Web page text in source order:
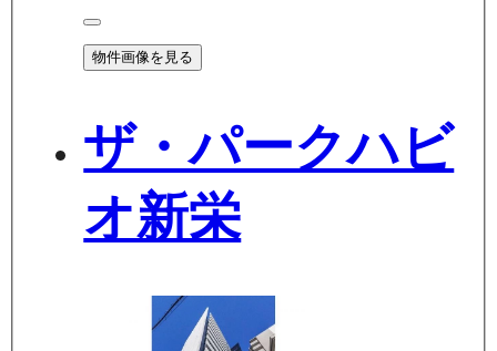
物件画像を見る
ザ・パークハビ
オ新栄